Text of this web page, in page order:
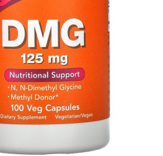
ДОБАВКИ ДЛЯ СУСТАВОВ И